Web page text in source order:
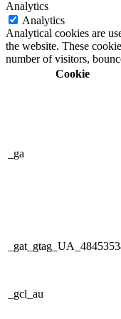
Analytics
Analytics
Analytical cookies are
the website. These
number of visitors,
Cookie
_ga
_gcl_au